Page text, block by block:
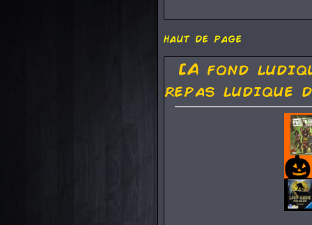
haut de page
[A fond
repas ludique